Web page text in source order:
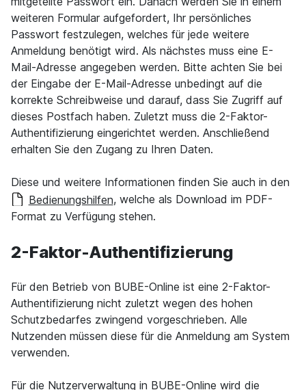
weiteren Formular aufgefordert, Ihr persönliches
Passwort festzulegen, welches für jede weitere
Anmeldung benötigt wird. Als nächstes muss eine E-
Mail-Adresse angegeben werden. Bitte achten Sie bei
der Eingabe der E-Mail-Adresse unbedingt auf die
korrekte Schreibweise und darauf, dass Sie Zugriff auf
dieses Postfach haben. Zuletzt muss die 2-Faktor-
Authentifizierung eingerichtet werden. Anschließend
erhalten Sie den Zugang zu Ihren Daten.
Diese und weitere Informationen finden Sie auch in den
Bedienungshilfen, welche als Download im PDF-
Format zu Verfügung stehen.
2-Faktor-Authentifizierung
Für den Betrieb von BUBE-Online ist eine 2-Faktor-
Authentifizierung nicht zuletzt wegen des hohen
Schutzbedarfes zwingend vorgeschrieben. Alle
Nutzenden müssen diese für die Anmeldung am System
verwenden.
Für die Nutzerverwaltung in BUBE-Online wird die